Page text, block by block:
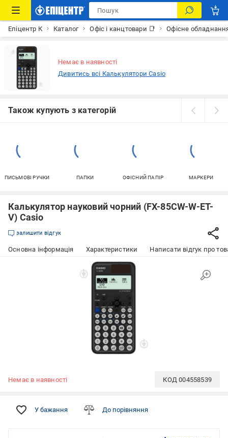
Епіцентр К Каталог Офіс і канцтовари 📑 Офісне
Немає в наявності
Дивитись всі Калькулятори Casio
Також купують з категорій
ПИСЬМОВІ РУЧКИ ПАПКИ ОФІСНИЙ ПАПІР МАРКЕРИ
Калькулятор науковий чорний (FX-85CW-W-ET-
V) Casio
залишити відгук
Основна інформація Характеристики Написати відгук про
Немає в наявності КОД004558539
У бажання До порівняння